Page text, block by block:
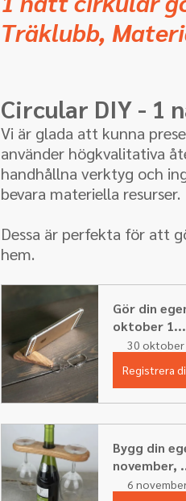
Träklubb,
Circular DIY - 1
Vi är glada att kunna
använder högkvalitativa
handhållna verktyg och
bevara materiella resurser.
Dessa är perfekta för att
hem.
Gör din
oktober 1...
30 oktober
Registrera
Bygg din
november,
6